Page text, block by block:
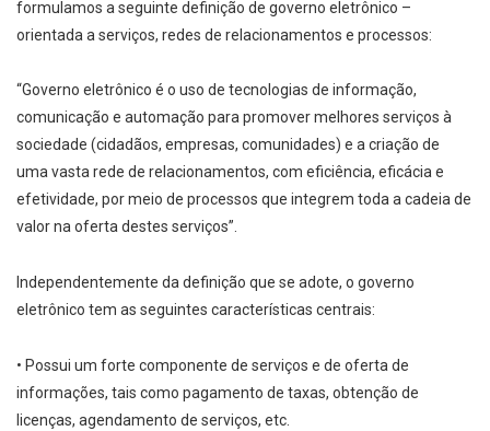
formulamos a seguinte definição de governo eletrônico –
orientada a serviços, redes de relacionamentos e processos:
“Governo eletrônico é o uso de tecnologias de informação,
comunicação e automação para promover melhores serviços à
sociedade (cidadãos, empresas, comunidades) e a criação de
uma vasta rede de relacionamentos, com eficiência, eficácia e
efetividade, por meio de processos que integrem toda a cadeia de
valor na oferta destes serviços”.
Independentemente da definição que se adote, o governo
eletrônico tem as seguintes características centrais:
• Possui um forte componente de serviços e de oferta de
informações, tais como pagamento de taxas, obtenção de
licenças, agendamento de serviços, etc.